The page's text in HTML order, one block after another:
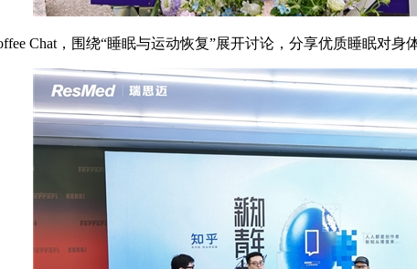
Chat，围绕“睡眠与运动恢复”展开讨论，分享优质睡眠对